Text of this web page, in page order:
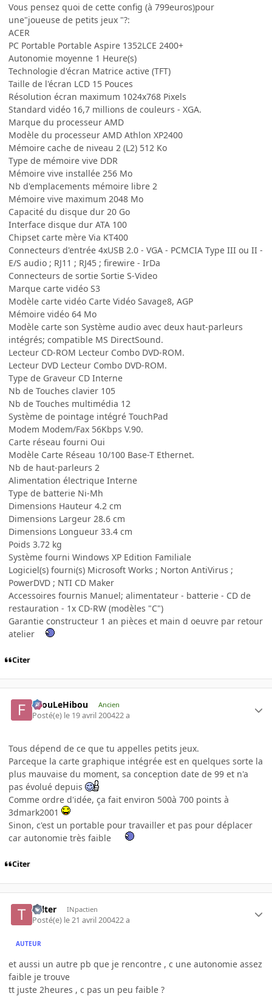
Vous pensez quoi de cette config (à 799euros)pour
une"joueuse de petits jeux "?:
ACER
PC Portable Portable Aspire 1352LCE 2400+
Autonomie moyenne 1 Heure(s)
Technologie d'écran Matrice active (TFT)
Taille de l'écran LCD 15 Pouces
Résolution écran maximum 1024x768 Pixels
Standard vidéo 16,7 millions de couleurs - XGA.
Marque du processeur AMD
Modèle du processeur AMD Athlon XP2400
Mémoire cache de niveau 2 (L2) 512 Ko
Type de mémoire vive DDR
Mémoire vive installée 256 Mo
Nb d'emplacements mémoire libre 2
Mémoire vive maximum 2048 Mo
Capacité du disque dur 20 Go
Interface disque dur ATA 100
Chipset carte mère Via KT400
Connecteurs d'entrée 4xUSB 2.0 - VGA - PCMCIA Type III ou II -
E/S audio ; RJ11 ; RJ45 ; firewire - IrDa
Connecteurs de sortie Sortie S-Video
Marque carte vidéo S3
Modèle carte vidéo Carte Vidéo Savage8, AGP
Mémoire vidéo 64 Mo
Modèle carte son Système audio avec deux haut-parleurs
intégrés; compatible MS DirectSound.
Lecteur CD-ROM Lecteur Combo DVD-ROM.
Lecteur DVD Lecteur Combo DVD-ROM.
Type de Graveur CD Interne
Nb de Touches clavier 105
Nb de Touches multimédia 12
Système de pointage intégré TouchPad
Modem Modem/Fax 56Kbps V.90.
Carte réseau fourni Oui
Modèle Carte Réseau 10/100 Base-T Ethernet.
Nb de haut-parleurs 2
Alimentation électrique Interne
Type de batterie Ni-Mh
Dimensions Hauteur 4.2 cm
Dimensions Largeur 28.6 cm
Dimensions Longueur 33.4 cm
Poids 3.72 kg
Système fourni Windows XP Edition Familiale
Logiciel(s) fourni(s) Microsoft Works ; Norton AntiVirus ;
PowerDVD ; NTI CD Maker
Accessoires fournis Manuel; alimentateur - batterie - CD de
restauration - 1x CD-RW (modèles "C")
Garantie constructeur 1 an pièces et main d oeuvre par retour
atelier
Citer
FilouLeHibou Ancien
Posté(e) le 19 avril 200422 a
Tous dépend de ce que tu appelles petits jeux.
Parceque la carte graphique intégrée est en quelques sorte la
plus mauvaise du moment, sa conception date de 99 et n'a
pas évolué depuis
Comme ordre d'idée, ça fait environ 500à 700 points à
3dmark2001
Sinon, c'est un portable pour travailler et pas pour déplacer
car autonomie très faible
Citer
Tolter INpactien
Posté(e) le 21 avril 200422 a
AUTEUR
et aussi un autre pb que je rencontre , c une autonomie assez
faible je trouve
tt juste 2heures , c pas un peu faible ?